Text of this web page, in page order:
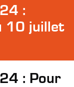
:
10 juillet
: Pour